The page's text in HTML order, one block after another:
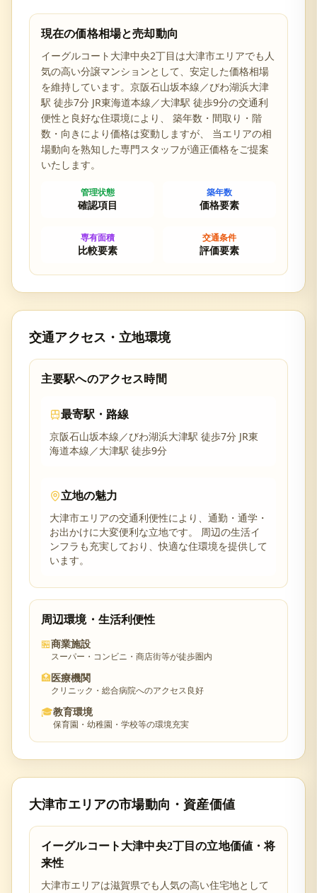
現在の価格相場と売却動向
イーグルコート大津中央2丁目は大津市エリアでも人
気の高い分譲マンションとして、安定した価格相場
を維持しています。 京阪石山坂本線／びわ湖浜大津
駅 徒歩7分 JR東海道本線／大津駅 徒歩9分の交通利
便性と 良好な住環境により、 築年数・間取り・階
数・向きにより価格は変動しますが、 当エリアの相
場動向を熟知した専門スタッフが適正価格をご提案
いたします。
管理状態
確認項目
築年数
価格要素
専有面積
比較要素
交通条件
評価要素
交通アクセス・立地環境
主要駅へのアクセス時間
最寄駅・路線
京阪石山坂本線／びわ湖浜大津駅 徒歩7分 JR東
海道本線／大津駅 徒歩9分
立地の魅力
大津市エリアの交通利便性により、通勤・通学・
お出かけに大変便利な立地です。 周辺の生活イ
ンフラも充実しており、快適な住環境を提供して
います。
周辺環境・生活利便性
🏪商業施設
スーパー・コンビニ・商店街等が徒歩圏内
🏥医療機関
クリニック・総合病院へのアクセス良好
🎓教育環境
保育園・幼稚園・学校等の環境充実
大津市エリアの市場動向・資産価値
イーグルコート大津中央2丁目の立地価値・将
来性
大津市エリアは滋賀県でも人気の高い住宅地として